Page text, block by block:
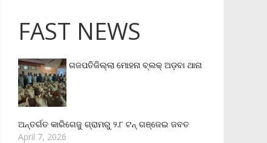
FAST NEWS
ଗଜପତିଜିଲ୍ଲା ମୋହନା ବ୍ଲକ୍‌ ଅଡ଼ବା ଥାନା
ଅନ୍ତର୍ଗତ କାରିଗେଜୁ ଗ୍ରାମରୁ ୨.୮ ଟନ୍ ଗଞ୍ଜେଇ ଜବତ
April 7, 2026